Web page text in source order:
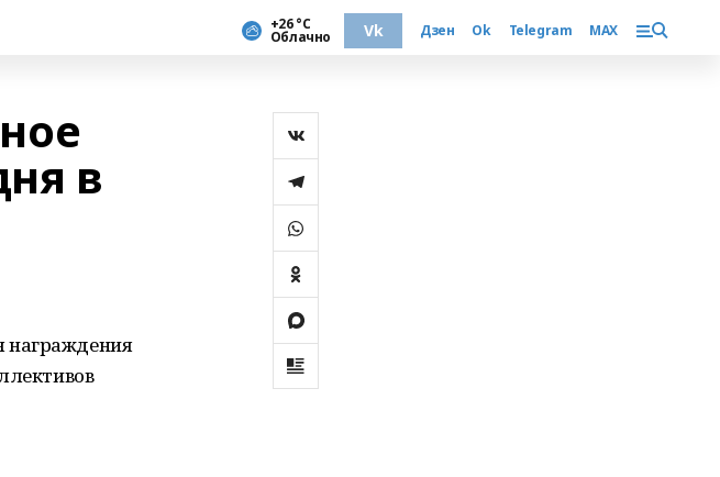
+26 °С
Облачно Vk Дзен Ok Telegram MAX
в
награждения